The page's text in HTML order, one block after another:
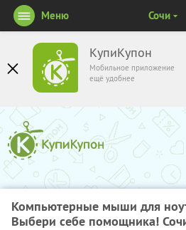
КупиКупон
Мобильное приложение
ещё удобнее
Меню Сочи
Компьютерные мыши для
Выбери себе помощника!